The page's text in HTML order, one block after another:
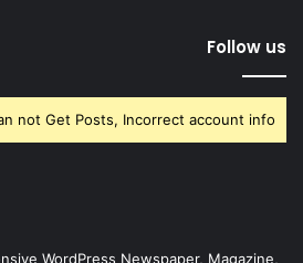
Follow us
not Get Posts, Incorrect account info.
WordPress Newspaper, Magazine,